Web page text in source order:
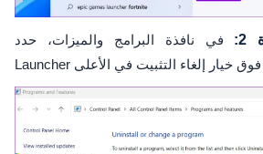
في نافذة البرامج والميزات، حدد Epic Games